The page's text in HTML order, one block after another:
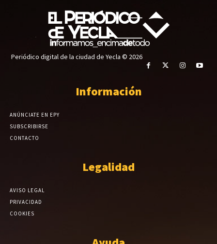
Periódico digital de la ciudad de Yecla © 2026
Información
ANÚNCIATE EN EPY
SUBSCRIBIRSE
CONTACTO
Legalidad
AVISO LEGAL
PRIVACIDAD
COOKIES